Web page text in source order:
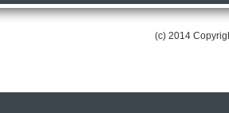
(c) 2014